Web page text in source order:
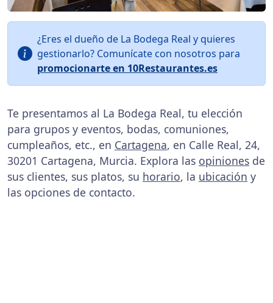
¿Eres el dueño de La Bodega Real y quieres
gestionarlo? Comunícate con nosotros para
promocionarte en 10Restaurantes.es
Te presentamos al La Bodega Real, tu elección
para grupos y eventos, bodas, comuniones,
cumpleaños, etc., en Cartagena, en Calle Real, 24,
30201 Cartagena, Murcia. Explora las opiniones de
sus clientes, sus platos, su horario, la ubicación y
las opciones de contacto.